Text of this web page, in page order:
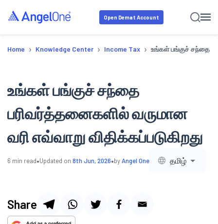
Open Demat Account
Home › Knowledge Center › Income Tax › உங்கள் பங்குச் சந்தை
உங்கள் பங்குச் சந்தை
பரிவர்த்தனைகளில் வருமான
வரி எவ்வாறு விதிக்கப்படுகிறது
6 min read•Updated on 8th Jun, 2026•byAngel One தமிழ்
Share